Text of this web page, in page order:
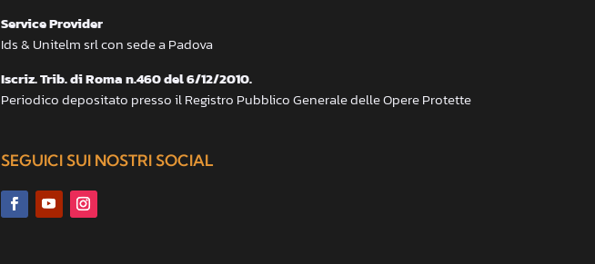
Service Provider
Ids & Unitelm srl con sede a Padova
Iscriz. Trib. di Roma n.460 del 6/12/2010.
Periodico depositato presso il Registro Pubblico Generale delle Opere Protette
SEGUICI SUI NOSTRI SOCIAL